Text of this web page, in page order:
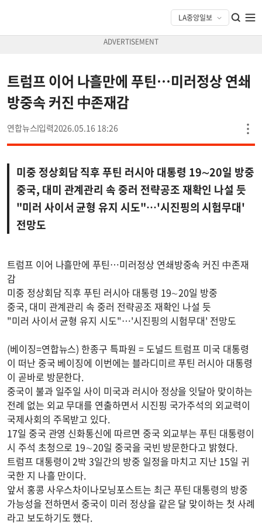
트럼프 이어 나흘만에 푸틴…미러정상 연쇄
방중속 커진 中존재감
연합뉴스 2026.05.16 18:26
미중 정상회담 직후 푸틴 러시아 대통령 19∼20일 방중
중국, 대미 관계관리 속 중러 전략공조 재확인 나설 듯
"미러 사이서 균형 유지 시도"…'시진핑의 시험무대'
전망도
트럼프 이어 나흘만에 푸틴…미러정상 연쇄방중속 커진 中존재
감
미중 정상회담 직후 푸틴 러시아 대통령 19∼20일 방중
중국, 대미 관계관리 속 중러 전략공조 재확인 나설 듯
"미러 사이서 균형 유지 시도"…'시진핑의 시험무대' 전망도
(베이징=연합뉴스) 한종구 특파원 = 도널드 트럼프 미국 대통령
이 떠난 중국 베이징에 이번에는 블라디미르 푸틴 러시아 대통령
이 곧바로 방문한다.
중국이 불과 일주일 사이 미국과 러시아 정상을 잇달아 맞이하는
전례 없는 외교 무대를 연출하면서 시진핑 국가주석의 외교력이
국제사회의 주목받고 있다.
17일 중국 관영 신화통신에 따르면 중국 외교부는 푸틴 대통령이
시 주석 초청으로 19∼20일 중국을 국빈 방문한다고 밝혔다.
트럼프 대통령이 2박 3일간의 방중 일정을 마치고 지난 15일 귀
국한 지 나흘 만이다.
앞서 홍콩 사우스차이나모닝포스트는 최근 푸틴 대통령의 방중
가능성을 전하면서 중국이 미러 정상을 같은 달 맞이하는 첫 사례
라고 보도하기도 했다.